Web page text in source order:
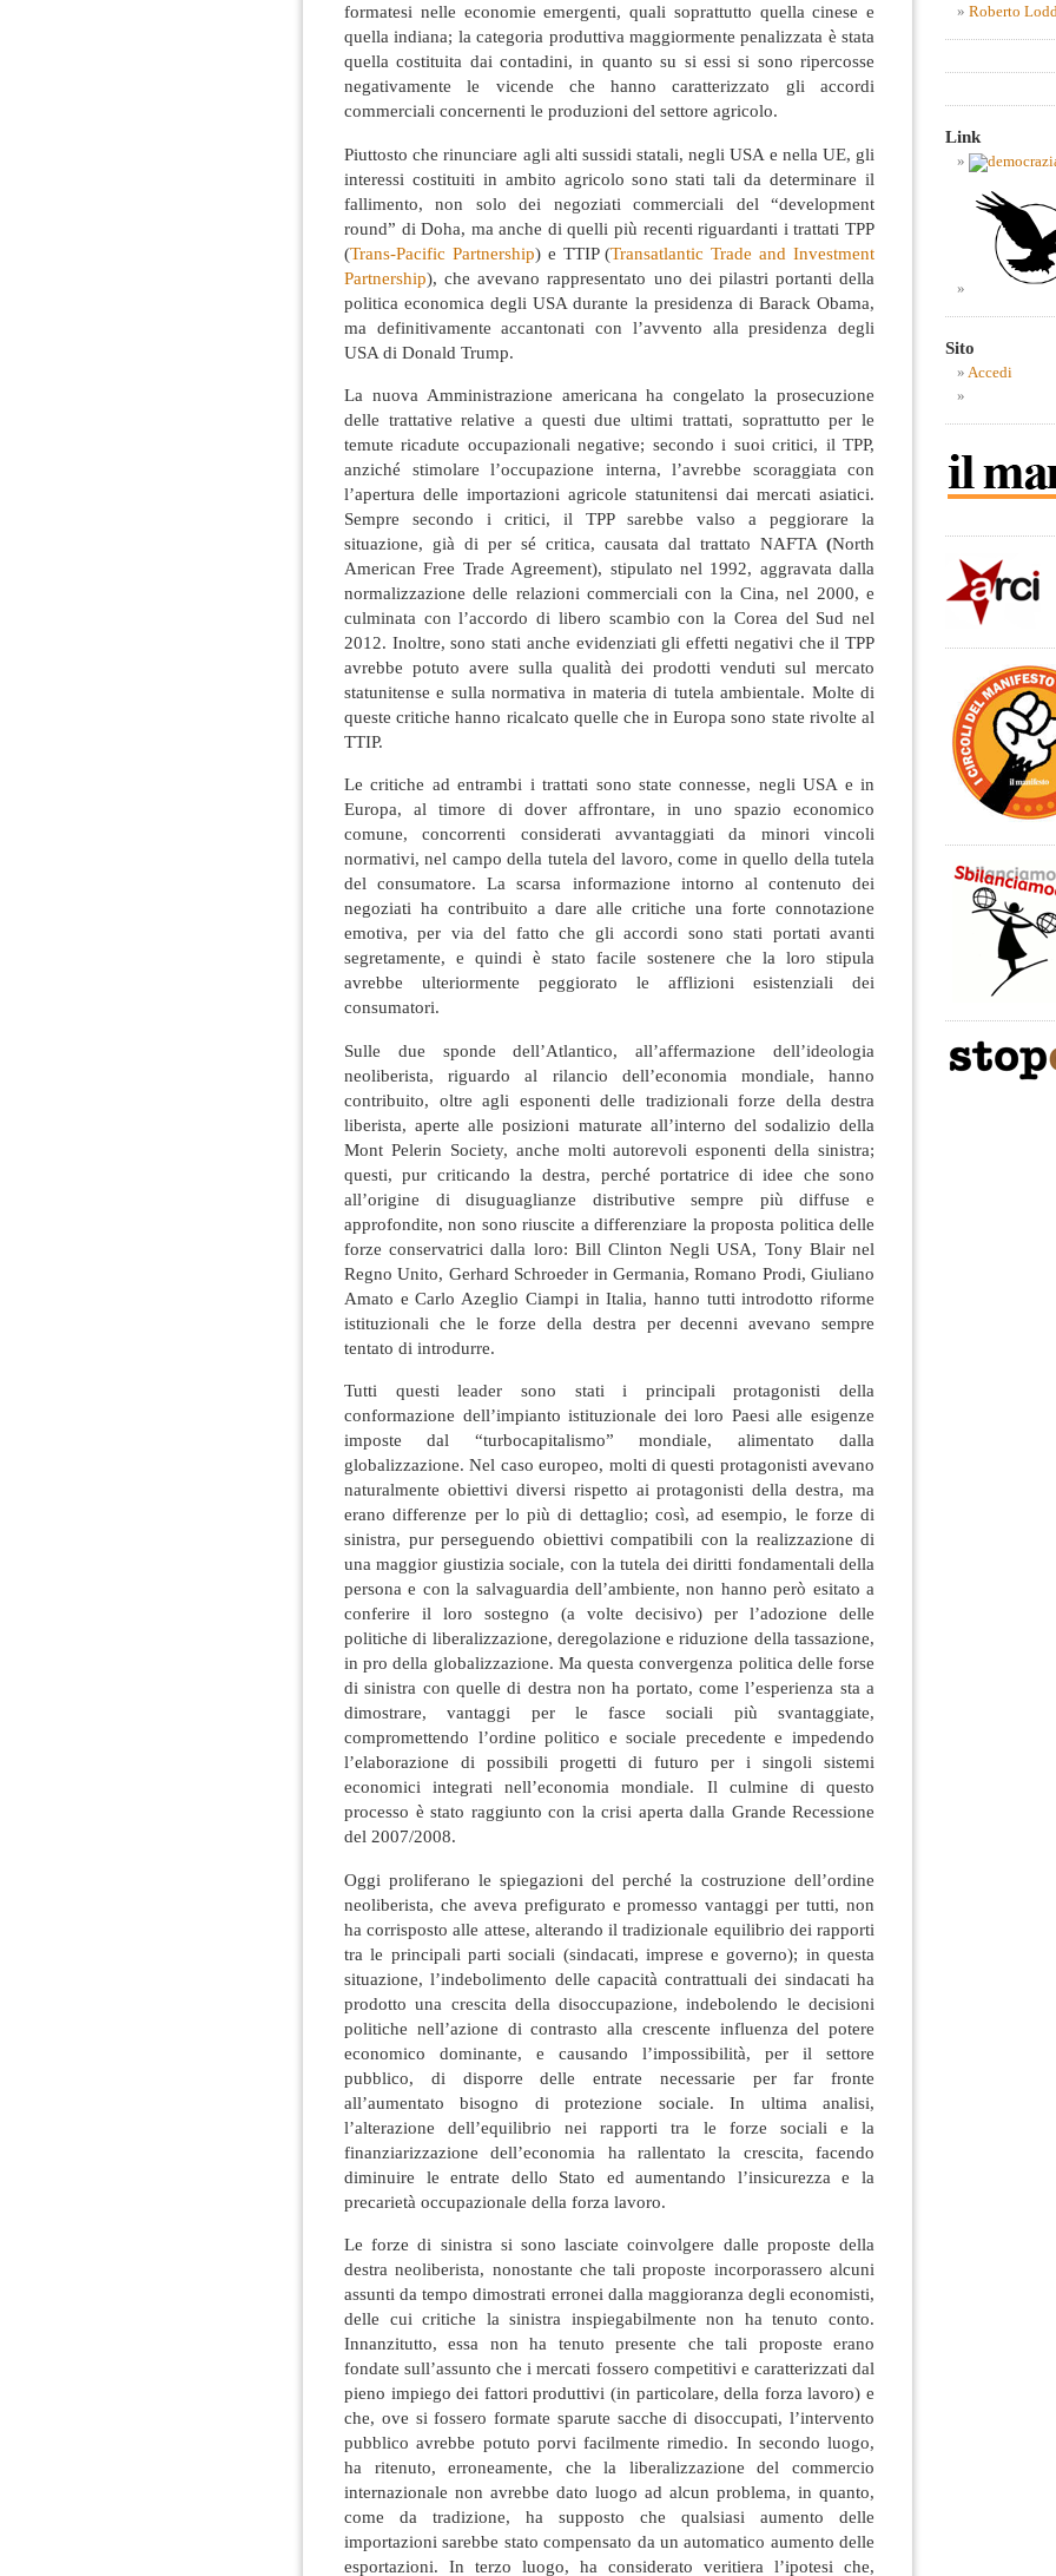
formatesi nelle economie emergenti, quali soprattutto quella cinese e
quella indiana; la categoria produttiva maggiormente penalizzata è stata
quella costituita dai contadini, in quanto su si essi si sono ripercosse
negativamente le vicende che hanno caratterizzato gli accordi
commerciali concernenti le produzioni del settore agricolo.
Piuttosto che rinunciare agli alti sussidi statali, negli USA e nella UE, gli
interessi costituiti in ambito agricolo sono stati tali da determinare il
fallimento, non solo dei negoziati commerciali del “development
round” di Doha, ma anche di quelli più recenti riguardanti i trattati TPP
(Trans-Pacific Partnership) e TTIP (Transatlantic Trade and Investment
Partnership), che avevano rappresentato uno dei pilastri portanti della
politica economica degli USA durante la presidenza di Barack Obama,
ma definitivamente accantonati con l’avvento alla presidenza degli
USA di Donald Trump.
La nuova Amministrazione americana ha congelato la prosecuzione
delle trattative relative a questi due ultimi trattati, soprattutto per le
temute ricadute occupazionali negative; secondo i suoi critici, il TPP,
anziché stimolare l’occupazione interna, l’avrebbe scoraggiata con
l’apertura delle importazioni agricole statunitensi dai mercati asiatici.
Sempre secondo i critici, il TPP sarebbe valso a peggiorare la
situazione, già di per sé critica, causata dal trattato NAFTA (North
American Free Trade Agreement), stipulato nel 1992, aggravata dalla
normalizzazione delle relazioni commerciali con la Cina, nel 2000, e
culminata con l’accordo di libero scambio con la Corea del Sud nel
2012. Inoltre, sono stati anche evidenziati gli effetti negativi che il TPP
avrebbe potuto avere sulla qualità dei prodotti venduti sul mercato
statunitense e sulla normativa in materia di tutela ambientale. Molte di
queste critiche hanno ricalcato quelle che in Europa sono state rivolte al
TTIP.
Le critiche ad entrambi i trattati sono state connesse, negli USA e in
Europa, al timore di dover affrontare, in uno spazio economico
comune, concorrenti considerati avvantaggiati da minori vincoli
normativi, nel campo della tutela del lavoro, come in quello della tutela
del consumatore. La scarsa informazione intorno al contenuto dei
negoziati ha contribuito a dare alle critiche una forte connotazione
emotiva, per via del fatto che gli accordi sono stati portati avanti
segretamente, e quindi è stato facile sostenere che la loro stipula
avrebbe ulteriormente peggiorato le afflizioni esistenziali dei
consumatori.
Sulle due sponde dell’Atlantico, all’affermazione dell’ideologia
neoliberista, riguardo al rilancio dell’economia mondiale, hanno
contribuito, oltre agli esponenti delle tradizionali forze della destra
liberista, aperte alle posizioni maturate all’interno del sodalizio della
Mont Pelerin Society, anche molti autorevoli esponenti della sinistra;
questi, pur criticando la destra, perché portatrice di idee che sono
all’origine di disuguaglianze distributive sempre più diffuse e
approfondite, non sono riuscite a differenziare la proposta politica delle
forze conservatrici dalla loro: Bill Clinton Negli USA, Tony Blair nel
Regno Unito, Gerhard Schroeder in Germania, Romano Prodi, Giuliano
Amato e Carlo Azeglio Ciampi in Italia, hanno tutti introdotto riforme
istituzionali che le forze della destra per decenni avevano sempre
tentato di introdurre.
Tutti questi leader sono stati i principali protagonisti della
conformazione dell’impianto istituzionale dei loro Paesi alle esigenze
imposte dal “turbocapitalismo” mondiale, alimentato dalla
globalizzazione. Nel caso europeo, molti di questi protagonisti avevano
naturalmente obiettivi diversi rispetto ai protagonisti della destra, ma
erano differenze per lo più di dettaglio; così, ad esempio, le forze di
sinistra, pur perseguendo obiettivi compatibili con la realizzazione di
una maggior giustizia sociale, con la tutela dei diritti fondamentali della
persona e con la salvaguardia dell’ambiente, non hanno però esitato a
conferire il loro sostegno (a volte decisivo) per l’adozione delle
politiche di liberalizzazione, deregolazione e riduzione della tassazione,
in pro della globalizzazione. Ma questa convergenza politica delle forse
di sinistra con quelle di destra non ha portato, come l’esperienza sta a
dimostrare, vantaggi per le fasce sociali più svantaggiate,
compromettendo l’ordine politico e sociale precedente e impedendo
l’elaborazione di possibili progetti di futuro per i singoli sistemi
economici integrati nell’economia mondiale. Il culmine di questo
processo è stato raggiunto con la crisi aperta dalla Grande Recessione
del 2007/2008.
Oggi proliferano le spiegazioni del perché la costruzione dell’ordine
neoliberista, che aveva prefigurato e promesso vantaggi per tutti, non
ha corrisposto alle attese, alterando il tradizionale equilibrio dei rapporti
tra le principali parti sociali (sindacati, imprese e governo); in questa
situazione, l’indebolimento delle capacità contrattuali dei sindacati ha
prodotto una crescita della disoccupazione, indebolendo le decisioni
politiche nell’azione di contrasto alla crescente influenza del potere
economico dominante, e causando l’impossibilità, per il settore
pubblico, di disporre delle entrate necessarie per far fronte
all’aumentato bisogno di protezione sociale. In ultima analisi,
l’alterazione dell’equilibrio nei rapporti tra le forze sociali e la
finanziarizzazione dell’economia ha rallentato la crescita, facendo
diminuire le entrate dello Stato ed aumentando l’insicurezza e la
precarietà occupazionale della forza lavoro.
Le forze di sinistra si sono lasciate coinvolgere dalle proposte della
destra neoliberista, nonostante che tali proposte incorporassero alcuni
assunti da tempo dimostrati erronei dalla maggioranza degli economisti,
delle cui critiche la sinistra inspiegabilmente non ha tenuto conto.
Innanzitutto, essa non ha tenuto presente che tali proposte erano
fondate sull’assunto che i mercati fossero competitivi e caratterizzati dal
pieno impiego dei fattori produttivi (in particolare, della forza lavoro) e
che, ove si fossero formate sparute sacche di disoccupati, l’intervento
pubblico avrebbe potuto porvi facilmente rimedio. In secondo luogo,
ha ritenuto, erroneamente, che la liberalizzazione del commercio
internazionale non avrebbe dato luogo ad alcun problema, in quanto,
come da tradizione, ha supposto che qualsiasi aumento delle
importazioni sarebbe stato compensato da un automatico aumento delle
esportazioni. In terzo luogo, ha considerato veritiera l’ipotesi che,
Roberto
Link
Sito
Accedi